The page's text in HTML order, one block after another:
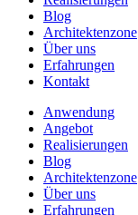
Blog
Architektenzone
Über uns
Erfahrungen
Kontakt
Anwendung
Angebot
Realisierungen
Blog
Architektenzone
Über uns
Erfahrungen